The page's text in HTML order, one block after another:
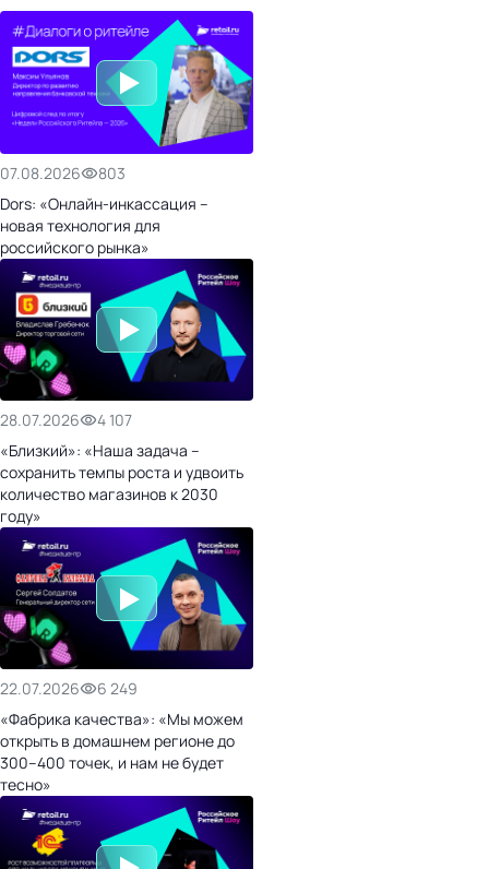
07.08.2026
803
Dors: «Онлайн-инкассация –
новая технология для
российского рынка»
28.07.2026
4 107
«Близкий»: «Наша задача –
сохранить темпы роста и удвоить
количество магазинов к 2030
году»
22.07.2026
6 249
«Фабрика качества»: «Мы можем
открыть в домашнем регионе до
300–400 точек, и нам не будет
тесно»